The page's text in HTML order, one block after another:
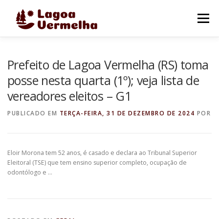
Menu
FALE CONOSCO
Prefeito de Lagoa Vermelha (RS) toma
posse nesta quarta (1º); veja lista de
vereadores eleitos – G1
PUBLICADO EM TERÇA-FEIRA, 31 DE DEZEMBRO DE 2024 POR
Eloir Morona tem 52 anos, é casado e declara ao Tribunal Superior
Eleitoral (TSE) que tem ensino superior completo, ocupação de
odontólogo e …